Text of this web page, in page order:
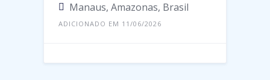
Manaus, Amazonas, Brasil
ADICIONADO EM 11/06/2026